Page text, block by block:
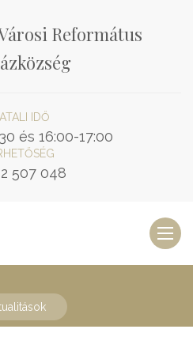
Református
IDŐ
és 16:00-17:00
507 048